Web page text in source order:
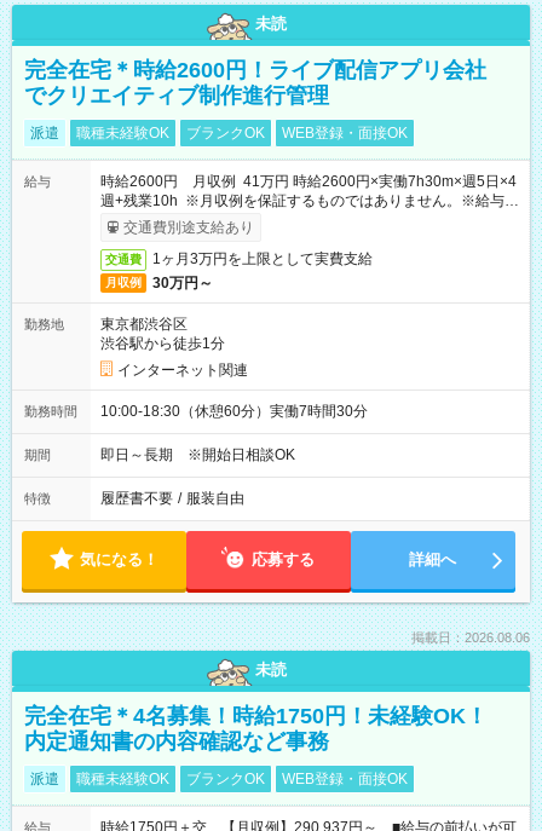
未読
完全在宅＊時給2600円！ライブ配信アプリ会社
でクリエイティブ制作進行管理
派遣 職種未経験OK ブランクOK WEB登録・面接OK
給与
時給2600円 月収例 41万円 時給2600円×実働7h30m×週5日×4
週+残業10h ※月収例を保証するものではありません。※給与即
受取りサービス利用可（利用条件有）
交通費別途支給あり
交通費 1ヶ月3万円を上限として実費支給
月収例 30万円～
勤務地
東京都渋谷区
渋谷駅から徒歩1分
インターネット関連
勤務時間 10:00-18:30（休憩60分）実働7時間30分
期間 即日～長期 ※開始日相談OK
特徴 履歴書不要 / 服装自由
気になる！ 応募する 詳細へ
掲載日：2026.08.06
未読
完全在宅＊4名募集！時給1750円！未経験OK！
内定通知書の内容確認など事務
派遣 職種未経験OK ブランクOK WEB登録・面接OK
給与 時給1750円＋交 【月収例】290,937円～ ■給与の前払いが可